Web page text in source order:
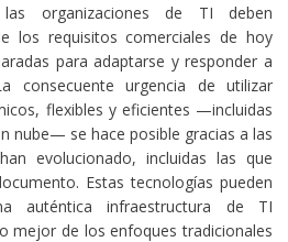
organizaciones de TI deben
los requisitos comerciales de hoy
para adaptarse y responder a
consecuente urgencia de utilizar
flexibles y eficientes —incluidas
nube— se hace posible gracias a las
evolucionado, incluidas las que
Estas tecnologías pueden
auténtica infraestructura de TI
mejor de los enfoques tradicionales